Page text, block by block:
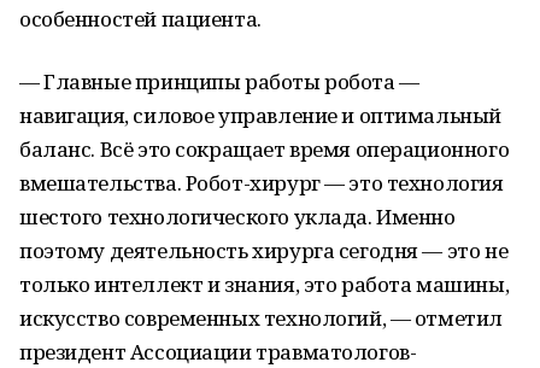
особенностей пациента.
— Главные принципы работы робота —
навигация, силовое управление и оптимальный
баланс. Всё это сокращает время операционного
вмешательства. Робот-хирург — это технология
шестого технологического уклада. Именно
поэтому деятельность хирурга сегодня — это не
только интеллект и знания, это работа машины,
искусство современных технологий, — отметил
президент Ассоциации травматологов-